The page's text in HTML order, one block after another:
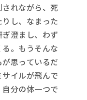
れながら、死
し、なまった
澄まし、わず
。もうそんな
思っているだ
イルが飛んで
分の体一つで